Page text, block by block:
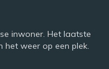
inwoner. Het laatste
het weer op een plek.